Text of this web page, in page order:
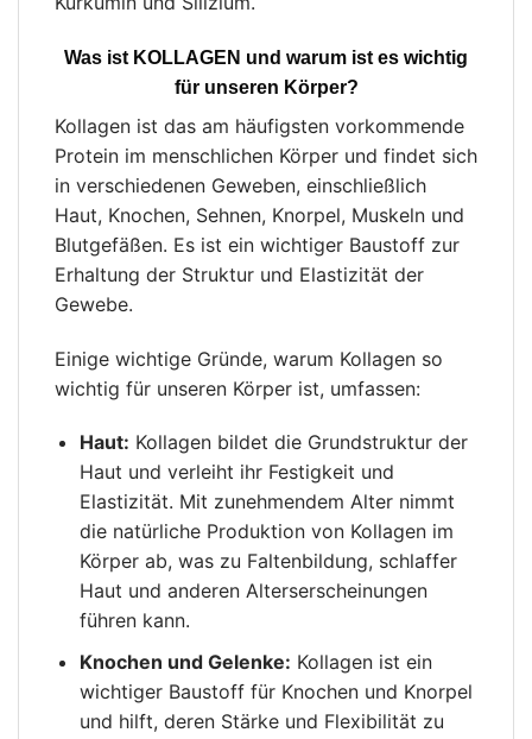
Was ist KOLLAGEN und warum ist es wichtig
für unseren Körper?
Kollagen ist das am häufigsten vorkommende
Protein im menschlichen Körper und findet sich
in verschiedenen Geweben, einschließlich
Haut, Knochen, Sehnen, Knorpel, Muskeln und
Blutgefäßen. Es ist ein wichtiger Baustoff zur
Erhaltung der Struktur und Elastizität der
Gewebe.
Einige wichtige Gründe, warum Kollagen so
wichtig für unseren Körper ist, umfassen:
Haut: Kollagen bildet die Grundstruktur der
Haut und verleiht ihr Festigkeit und
Elastizität. Mit zunehmendem Alter nimmt
die natürliche Produktion von Kollagen im
Körper ab, was zu Faltenbildung, schlaffer
Haut und anderen Alterserscheinungen
führen kann.
Knochen und Gelenke: Kollagen ist ein
wichtiger Baustoff für Knochen und Knorpel
und hilft, deren Stärke und Flexibilität zu